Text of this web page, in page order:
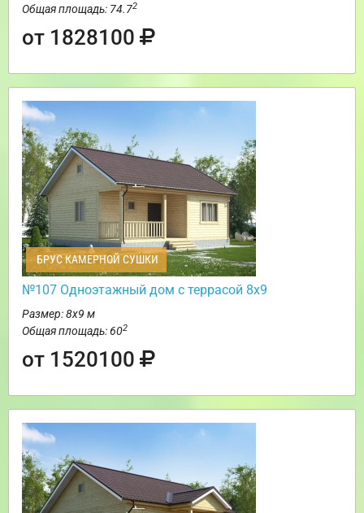
Общая площадь: 74.72
от 1828100
БРУС КАМЕРНОЙ СУШКИ
№107 Одноэтажный дом с террасой 8х9
Размер: 8х9 м
Общая площадь: 602
от 1520100